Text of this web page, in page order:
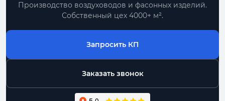
Производство воздуховодов и фасонных изделий.
Собственный цех 4000+ м².
Запросить КП
Заказать звонок